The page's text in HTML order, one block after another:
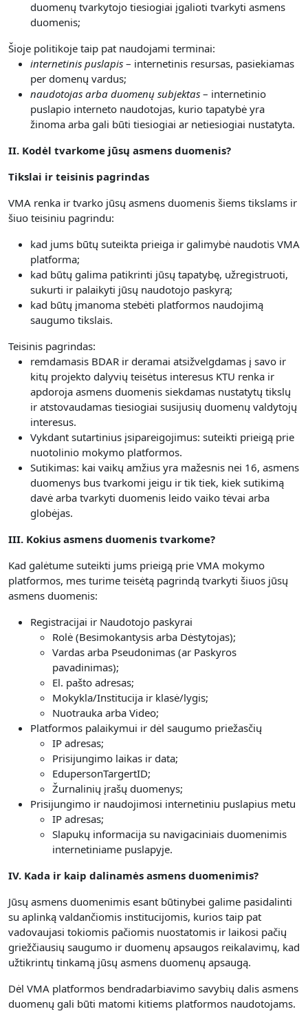
duomenų tvarkytojo tiesiogiai įgalioti tvarkyti asmens
duomenis;
Šioje politikoje taip pat naudojami terminai:
internetinis puslapis – internetinis resursas, pasiekiamas
per domenų vardus;
naudotojas arba duomenų subjektas – internetinio
puslapio interneto naudotojas, kurio tapatybė yra
žinoma arba gali būti tiesiogiai ar netiesiogiai nustatyta.
II. Kodėl tvarkome jūsų asmens duomenis?
Tikslai ir teisinis pagrindas
VMA renka ir tvarko jūsų asmens duomenis šiems tikslams ir
šiuo teisiniu pagrindu:
kad jums būtų suteikta prieiga ir galimybė naudotis VMA
platforma;
kad būtų galima patikrinti jūsų tapatybę, užregistruoti,
sukurti ir palaikyti jūsų naudotojo paskyrą;
kad būtų įmanoma stebėti platformos naudojimą
saugumo tikslais.
Teisinis pagrindas:
remdamasis BDAR ir deramai atsižvelgdamas į savo ir
kitų projekto dalyvių teisėtus interesus KTU renka ir
apdoroja asmens duomenis siekdamas nustatytų tikslų
ir atstovaudamas tiesiogiai susijusių duomenų valdytojų
interesus.
Vykdant sutartinius įsipareigojimus: suteikti prieigą prie
nuotolinio mokymo platformos.
Sutikimas: kai vaikų amžius yra mažesnis nei 16, asmens
duomenys bus tvarkomi jeigu ir tik tiek, kiek sutikimą
davė arba tvarkyti duomenis leido vaiko tėvai arba
globėjas.
III. Kokius asmens duomenis tvarkome?
Kad galėtume suteikti jums prieigą prie VMA mokymo
platformos, mes turime teisėtą pagrindą tvarkyti šiuos jūsų
asmens duomenis:
Registracijai ir Naudotojo paskyrai
Rolė (Besimokantysis arba Dėstytojas);
Vardas arba Pseudonimas (ar Paskyros
pavadinimas);
El. pašto adresas;
Mokykla/Institucija ir klasė/lygis;
Nuotrauka arba Video;
Platformos palaikymui ir dėl saugumo priežasčių
IP adresas;
Prisijungimo laikas ir data;
EdupersonTargertID;
Žurnalinių įrašų duomenys;
Prisijungimo ir naudojimosi internetiniu puslapius metu
IP adresas;
Slapukų informacija su navigaciniais duomenimis
internetiniame puslapyje.
IV. Kada ir kaip dalinamės asmens duomenimis?
Jūsų asmens duomenimis esant būtinybei galime pasidalinti
su aplinką valdančiomis institucijomis, kurios taip pat
vadovaujasi tokiomis pačiomis nuostatomis ir laikosi pačių
griežčiausių saugumo ir duomenų apsaugos reikalavimų, kad
užtikrintų tinkamą jūsų asmens duomenų apsaugą.
Dėl VMA platformos bendradarbiavimo savybių dalis asmens
duomenų gali būti matomi kitiems platformos naudotojams.